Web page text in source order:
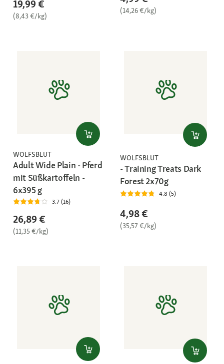
19,99 €
(8,43 €/kg)
(14,26 €/kg)
WOLFSBLUT
Adult Wide Plain - Pferd
mit Süßkartoffeln -
6x395 g
3.7 (16)
26,89 €
(11,35 €/kg)
WOLFSBLUT
- Training Treats Dark
Forest 2x70g
4.8 (5)
4,98 €
(35,57 €/kg)